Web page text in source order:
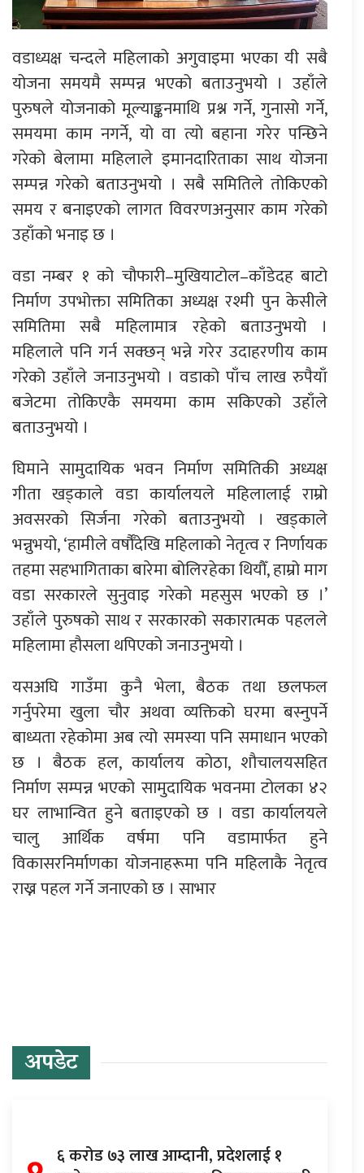
वडाध्यक्ष चन्दले महिलाको अगुवाइमा भएका यी सबै
योजना समयमै सम्पन्न भएको बताउनुभयो । उहाँले
पुरुषले योजनाको मूल्याङ्कनमाथि प्रश्न गर्ने, गुनासो गर्ने,
समयमा काम नगर्ने, यो वा त्यो बहाना गरेर पन्छिने
गरेको बेलामा महिलाले इमानदारिताका साथ योजना
सम्पन्न गरेको बताउनुभयो । सबै समितिले तोकिएको
समय र बनाइएको लागत विवरणअनुसार काम गरेको
उहाँको भनाइ छ ।
वडा नम्बर १ को चौफारी–मुखियाटोल–काँडेदह बाटो
निर्माण उपभोक्ता समितिका अध्यक्ष रश्मी पुन केसीले
समितिमा सबै महिलामात्र रहेको बताउनुभयो ।
महिलाले पनि गर्न सक्छन् भन्ने गरेर उदाहरणीय काम
गरेको उहाँले जनाउनुभयो । वडाको पाँच लाख रुपैयाँ
बजेटमा तोकिएकै समयमा काम सकिएको उहाँले
बताउनुभयो ।
घिमाने सामुदायिक भवन निर्माण समितिकी अध्यक्ष
गीता खड्काले वडा कार्यालयले महिलालाई राम्रो
अवसरको सिर्जना गरेको बताउनुभयो । खड्काले
भन्नुभयो, ‘हामीले वर्षौँदेखि महिलाको नेतृत्व र निर्णायक
तहमा सहभागिताका बारेमा बोलिरहेका थियौँ, हाम्रो माग
वडा सरकारले सुनुवाइ गरेको महसुस भएको छ ।’
उहाँले पुरुषको साथ र सरकारको सकारात्मक पहलले
महिलामा हौसला थपिएको जनाउनुभयो ।
यसअघि गाउँमा कुनै भेला, बैठक तथा छलफल
गर्नुपरेमा खुला चौर अथवा व्यक्तिको घरमा बस्नुपर्ने
बाध्यता रहेकोमा अब त्यो समस्या पनि समाधान भएको
छ । बैठक हल, कार्यालय कोठा, शौचालयसहित
निर्माण सम्पन्न भएको सामुदायिक भवनमा टोलका ४२
घर लाभान्वित हुने बताइएको छ । वडा कार्यालयले
चालु आर्थिक वर्षमा पनि वडामार्फत हुने
विकासरनिर्माणका योजनाहरूमा पनि महिलाकै नेतृत्व
राख्न पहल गर्ने जनाएको छ । साभार
अपडेट
६ करोड ७३ लाख आम्दानी, प्रदेशलाई १